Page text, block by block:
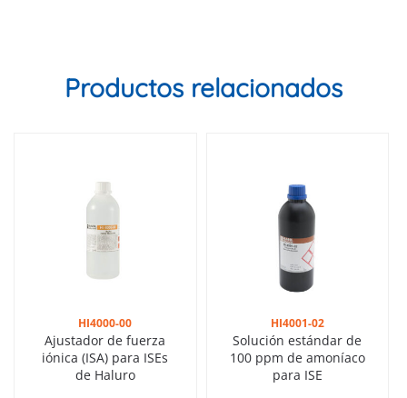
Productos relacionados
HI4000-00
Ajustador de fuerza
iónica (ISA) para ISEs
de Haluro
HI4001-02
Solución estándar de
100 ppm de amoníaco
para ISE